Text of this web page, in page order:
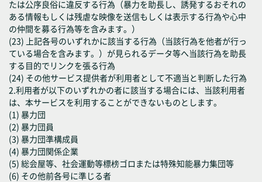
たは公序良俗に違反する行為（暴力を助長し、誘発するおそれの
ある情報もしくは残虐な映像を送信もしくは表示する行為や心中
の仲間を募る行為等を含みます。）
(23) 上記各号のいずれかに該当する行為（当該行為を他者が行っ
ている場合を含みます。）が見られるデータ等へ当該行為を助長
する目的でリンクを張る行為
(24) その他サービス提供者が利用者として不適当と判断した行為
2.利用者が以下のいずれかの者に該当する場合には、当該利用者
は、本サービスを利用することができないものとします。
(1) 暴力団
(2) 暴力団員
(3) 暴力団準構成員
(4) 暴力団関係企業
(5) 総会屋等、社会運動等標榜ゴロまたは特殊知能暴力集団等
(6) その他前各号に準じる者